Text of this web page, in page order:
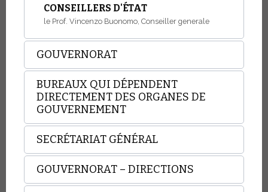
CONSEILLERS D'ÉTAT
le Prof. Vincenzo Buonomo, Conseiller generale
GOUVERNORAT
BUREAUX QUI DÉPENDENT
DIRECTEMENT DES ORGANES DE
GOUVERNEMENT
SECRÉTARIAT GÉNÉRAL
GOUVERNORAT – DIRECTIONS